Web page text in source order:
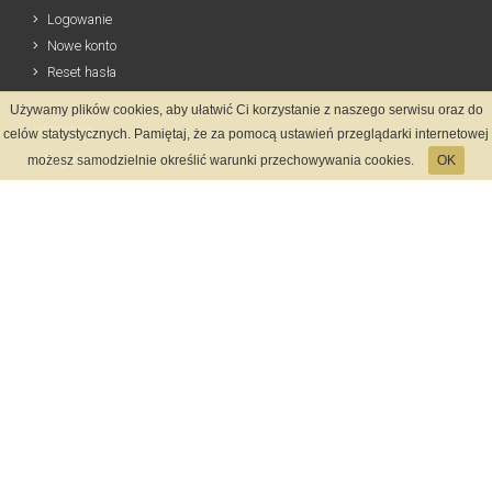
Logowanie
Nowe konto
Reset hasła
Informacje
Regulamin
Używamy plików cookies, aby ułatwić Ci korzystanie z naszego serwisu oraz do
celów statystycznych. Pamiętaj, że za pomocą ustawień przeglądarki internetowej
możesz samodzielnie określić warunki przechowywania cookies.
OK